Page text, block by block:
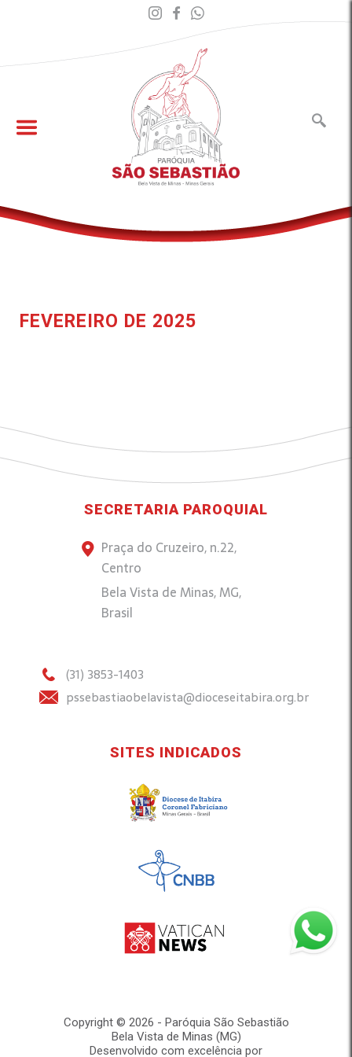
FEVEREIRO DE 2025
SECRETARIA PAROQUIAL
Praça do Cruzeiro, n.22,
Centro
Bela Vista de Minas, MG,
Brasil
(31) 3853-1403
pssebastiaobelavista@dioceseitabira.org.br
SITES INDICADOS
Copyright © 2026 - Paróquia São Sebastião
Bela Vista de Minas (MG)
Desenvolvido com excelência por